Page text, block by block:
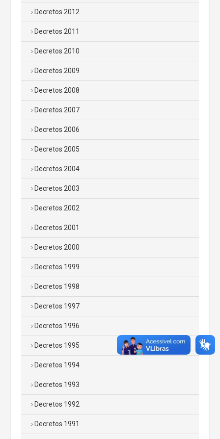
Decretos 2012
Decretos 2011
Decretos 2010
Decretos 2009
Decretos 2008
Decretos 2007
Decretos 2006
Decretos 2005
Decretos 2004
Decretos 2003
Decretos 2002
Decretos 2001
Decretos 2000
Decretos 1999
Decretos 1998
Decretos 1997
Decretos 1996
Decretos 1995
Decretos 1994
Decretos 1993
Decretos 1992
Decretos 1991